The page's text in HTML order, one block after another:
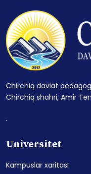
Chirchiq davlat
Chirchiq shahri, Amir
.
Universitet
Kampuslar xaritasi